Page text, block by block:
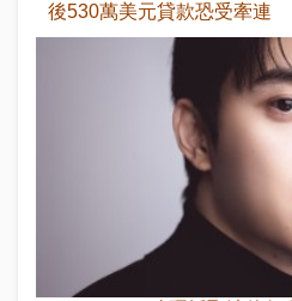
後530萬美元貸款恐受牽連